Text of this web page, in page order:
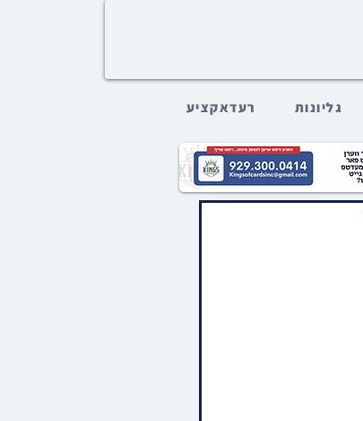
גליונות רעדאקציע